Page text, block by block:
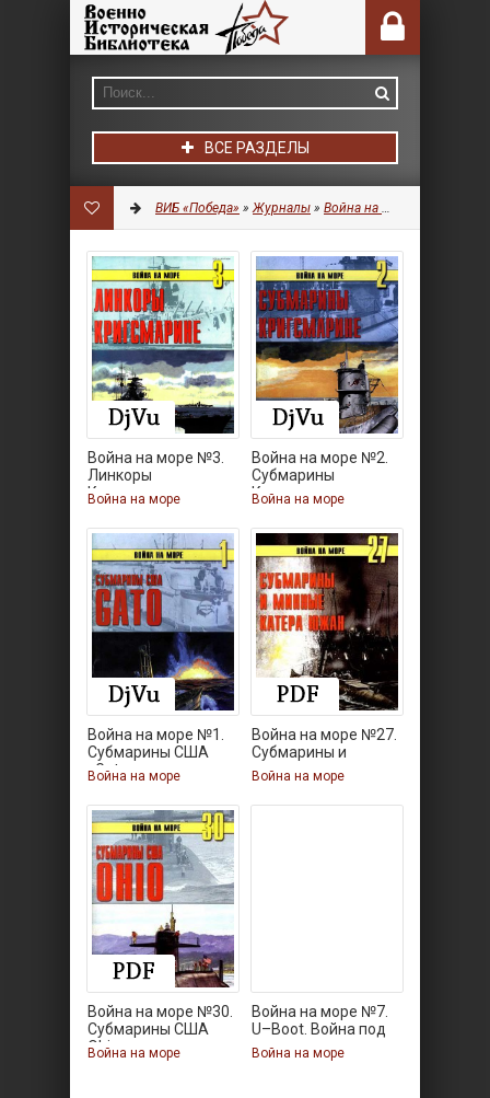
ВСЕ РАЗДЕЛЫ
ВИБ «Победа» »Журналы » Война на море
Война на море №3.
Линкоры
Кригсмарине
Война на море
Война на море №2.
Субмарины
Кригсмарине
Война на море
Война на море №1.
Субмарины США
«Gato»
Война на море
Война на море №27.
Субмарины и
минные
Война на море
Война на море №30.
Субмарины США
Ohio
Война на море
Война на море №7.
U–Boot. Война под
Война на море